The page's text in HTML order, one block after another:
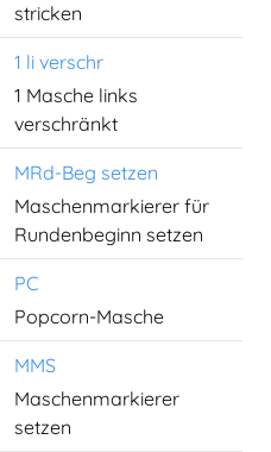
stricken
1 li verschr
1 Masche links
verschränkt
MRd-Beg setzen
Maschenmarkierer für
Rundenbeginn setzen
PC
Popcorn-Masche
MMS
Maschenmarkierer
setzen